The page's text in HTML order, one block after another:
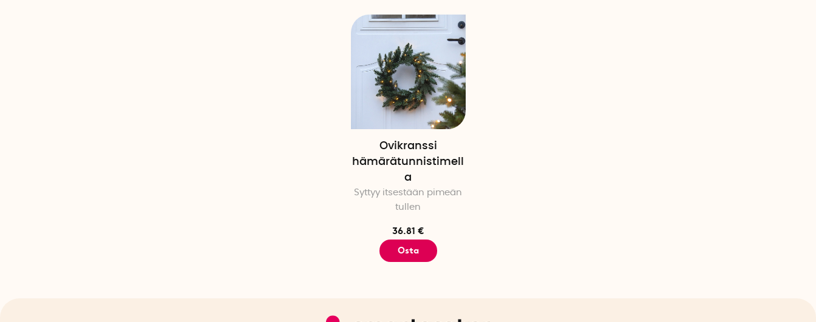
Ovikranssi
hämärätunnistimell
a
Syttyy itsestään pimeän
tullen
36.81 €
Osta